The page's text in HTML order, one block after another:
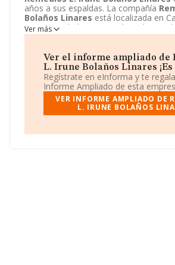
años a sus espaldas. La compañía
Bolaños Linares está localizada en
5. Su actividad CNAE se ubica dentro
de bebidas.Remedios L. Irune
Ver más
Ver el informe ampliado de
L. Irune Bolaños Linares ¡Es
Regístrate en eInforma y te
Informe Ampliado de esta
VER INFORME AMPLIADO DE
L. IRUNE BOLAÑOS